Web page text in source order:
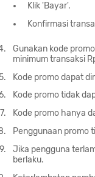
Klik 'Bayar'.
Konfirmasi
Gunakan kode
minimum transaksi
Kode promo dapat
Kode promo tidak
Kode promo hanya
Penggunaan promo
Jika pengguna
berlaku.